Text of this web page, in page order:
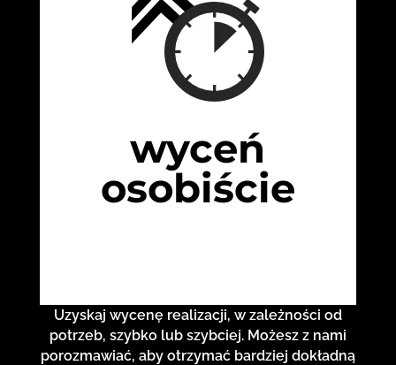
wyceń
osobiście
Uzyskaj wycenę realizacji, w zależności od
potrzeb, szybko lub szybciej. Możesz z nami
porozmawiać, aby otrzymać bardziej dokładną